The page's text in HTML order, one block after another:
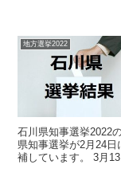
地方選挙2022
石川県知事選挙2022
県知事選挙が2月24
補しています。 3月